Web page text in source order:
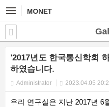
MONET
'2017년도 한국통신학회
하였습니다.
Administrator 2023.04.05
우리 연구실은 지난 2017년 6